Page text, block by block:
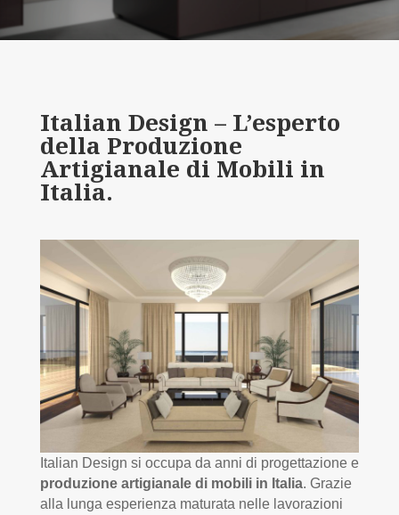
Italian Design – L’esperto
della Produzione
Artigianale di Mobili in
Italia.
Italian Design si occupa da anni di progettazione e
produzione artigianale di mobili in Italia. Grazie
alla lunga esperienza maturata nelle lavorazioni